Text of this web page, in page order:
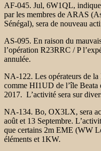
AF-045. Jul, 6W1QL,
par les membres de ARAS
Sénégal), sera de nouveau
AS-095. En raison du
l’opération R23RRC / P
annulée.
NA-122. Les opérateurs de
comme HI1UD de l’île Beata
2017. L’activité sera sur
NA-134. Bo, OX3LX, sera
août et 13 Septembre.
que certains 2m EME (WW
éléments et 1KW.